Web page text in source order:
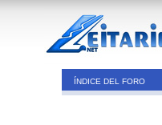
ÍNDICE DEL FORO